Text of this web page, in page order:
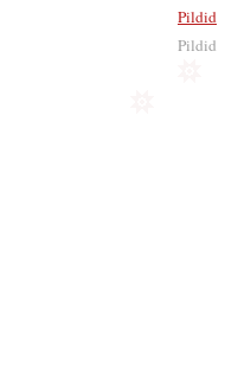
Pildid
Pildid